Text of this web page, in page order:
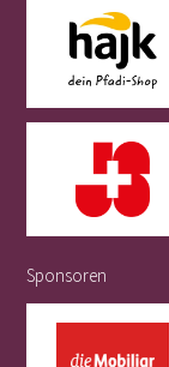
Sponsoren